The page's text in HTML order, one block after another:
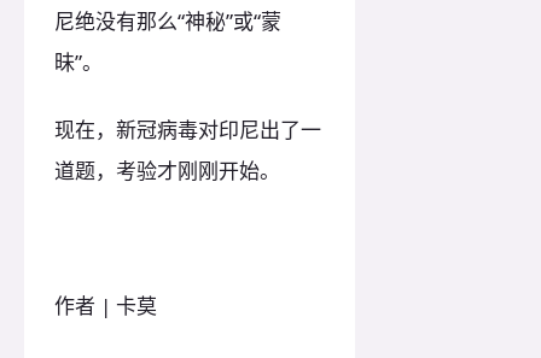
尼绝没有那么“神秘”或“蒙
昧”。
现在，新冠病毒对印尼出了一
道题，考验才刚刚开始。
作者 | 卡莫